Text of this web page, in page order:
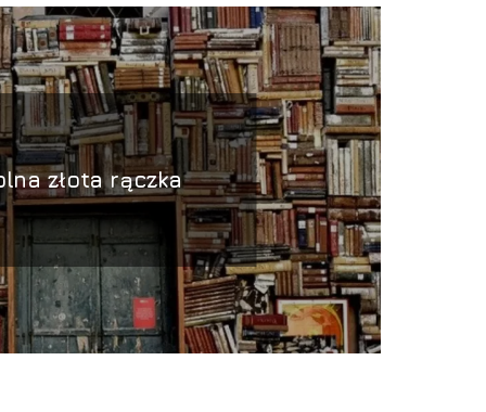
złota rączka